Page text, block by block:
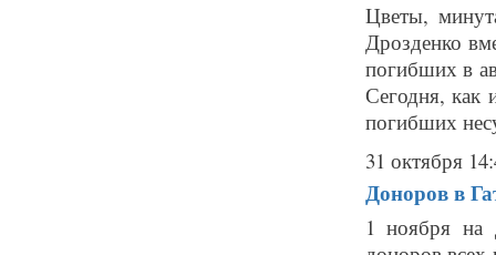
Цветы,
Дрозденко
погибших в
Сегодня, как
погибших
31 октября
Доноров в
1 ноября на